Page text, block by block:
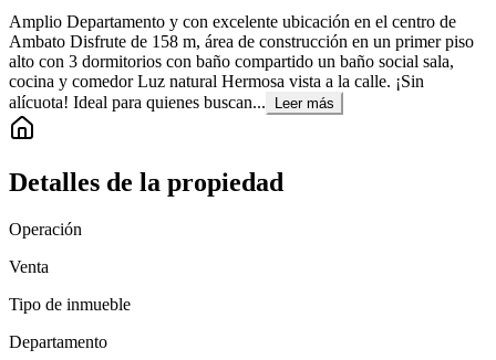
Amplio Departamento y con excelente ubicación en el centro de
Ambato Disfrute de 158 m, área de construcción en un primer piso
alto con 3 dormitorios con baño compartido un baño social sala,
cocina y comedor Luz natural Hermosa vista a la calle. ¡Sin
alícuota! Ideal para quienes buscan...
Leer más
Detalles de la propiedad
Operación
Venta
Tipo de inmueble
Departamento